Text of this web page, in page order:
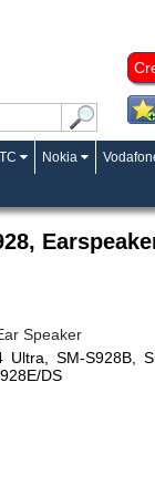
Nokia
Speaker
Ultra, SM-S928B,
DS